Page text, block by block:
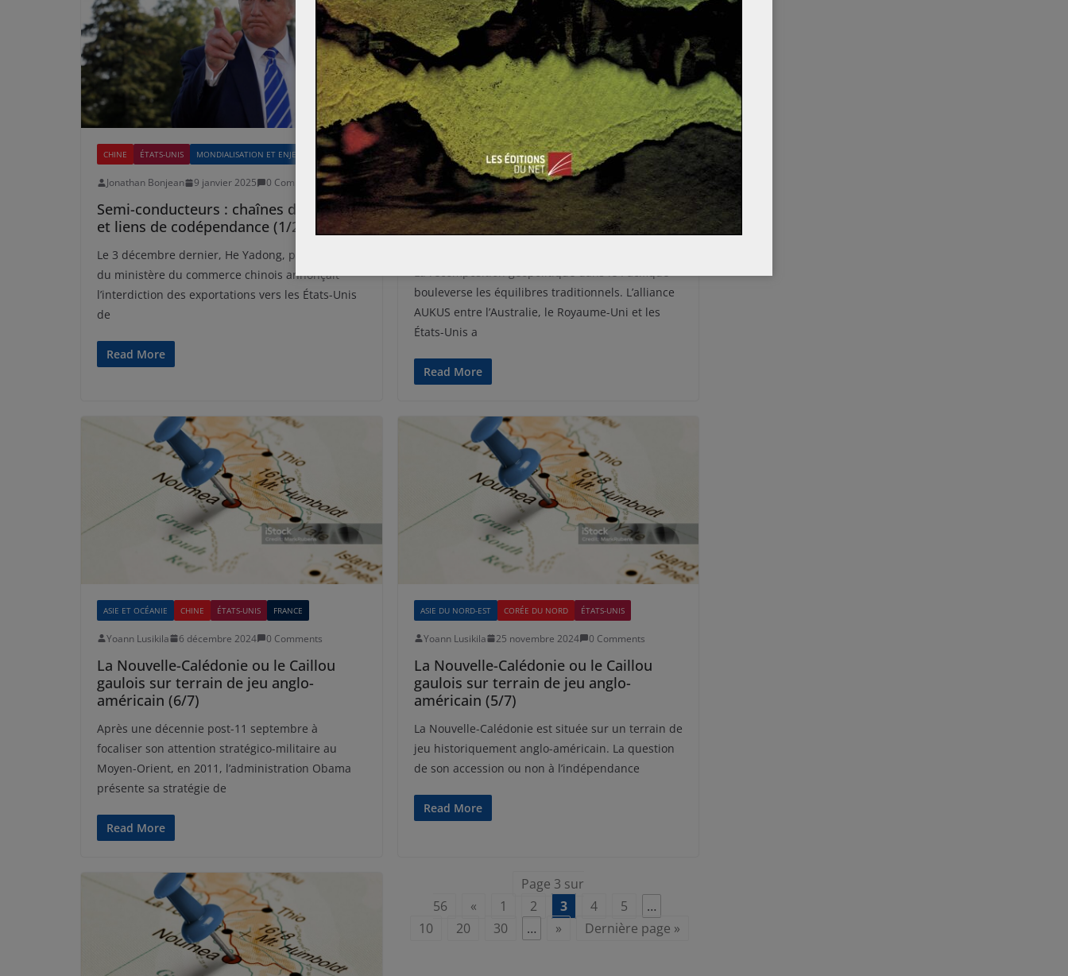
CHINE ÉTATS-UNIS MONDIALISATION ET ENJEUX
Jonathan Bonjean 9 janvier 2025 0 Comments
Semi-conducteurs : chaînes de valeur
et liens de codépendance (1/2)
Le 3 décembre dernier, He Yadong, porte-parole
du ministère du commerce chinois annonçait
l’interdiction des exportations vers les États-Unis
de
Read More
ASIE ET OCÉANIE ÉTATS-UNIS FRANCE
Yoann Lusikila 17 décembre 2024 0 Comments
La Nouvelle-Calédonie ou le Caillou
gaulois sur terrain de jeu anglo-
La recomposition géopolitique dans le Pacifique
bouleverse les équilibres traditionnels. L’alliance
AUKUS entre l’Australie, le Royaume-Uni et les
États-Unis a
Read More
ASIE ET OCÉANIE CHINE ÉTATS-UNIS FRANCE
Yoann Lusikila 6 décembre 2024 0 Comments
La Nouvelle-Calédonie ou le Caillou
gaulois sur terrain de jeu anglo-
américain (6/7)
Après une décennie post-11 septembre à
focaliser son attention stratégico-militaire au
Moyen-Orient, en 2011, l’administration Obama
présente sa stratégie de
Read More
ASIE DU NORD-EST CORÉE DU NORD ÉTATS-UNIS
Yoann Lusikila 25 novembre 2024 0 Comments
La Nouvelle-Calédonie ou le Caillou
gaulois sur terrain de jeu anglo-
américain (5/7)
La Nouvelle-Calédonie est située sur un terrain de
jeu historiquement anglo-américain. La question
de son accession ou non à l’indépendance
Read More
Page 3 sur
56
« 1 2 3 4 5
…
10
20 30 … » Dernière page »